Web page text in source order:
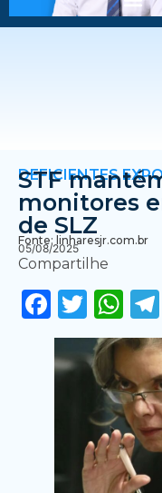
DEFICIENTES
STF
monitores
de SLZ
Fonte: linharesjr.com.br
05/08/2025
Compartilhe